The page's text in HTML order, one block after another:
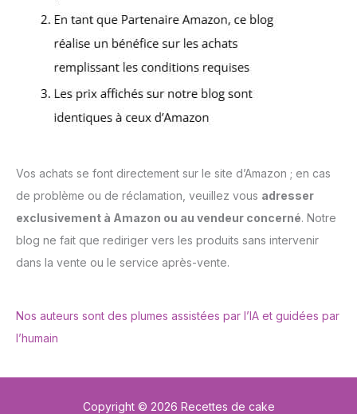
Vos achats se font directement sur le site d’Amazon ; en cas
de problème ou de réclamation, veuillez vous adresser
exclusivement à Amazon ou au vendeur concerné. Notre
blog ne fait que rediriger vers les produits sans intervenir
dans la vente ou le service après-vente.
Nos auteurs sont des plumes assistées par l’IA et guidées par
l’humain
Copyright © 2026 Recettes de cake